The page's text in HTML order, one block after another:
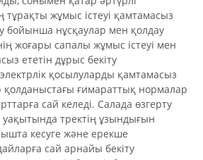
тұрақты жұмыс істеуі қамтамасыз
бойынша нұсқаулар мен қолдау
жоғары сапалы жұмыс істеуі мен
ететін дұрыс бекіту
қосылуларды қамтамасыз
қолданыстағы ғимараттық нормалар
сай келеді. Салада өзгерту
уақытында тректің ұзындығын
кесуге және ерекше
сай арнайы бекіту